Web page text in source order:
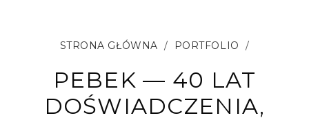
STRONA GŁÓWNA / PORTFOLIO /
PEBEK — 40 LAT
DOŚWIADCZENIA,